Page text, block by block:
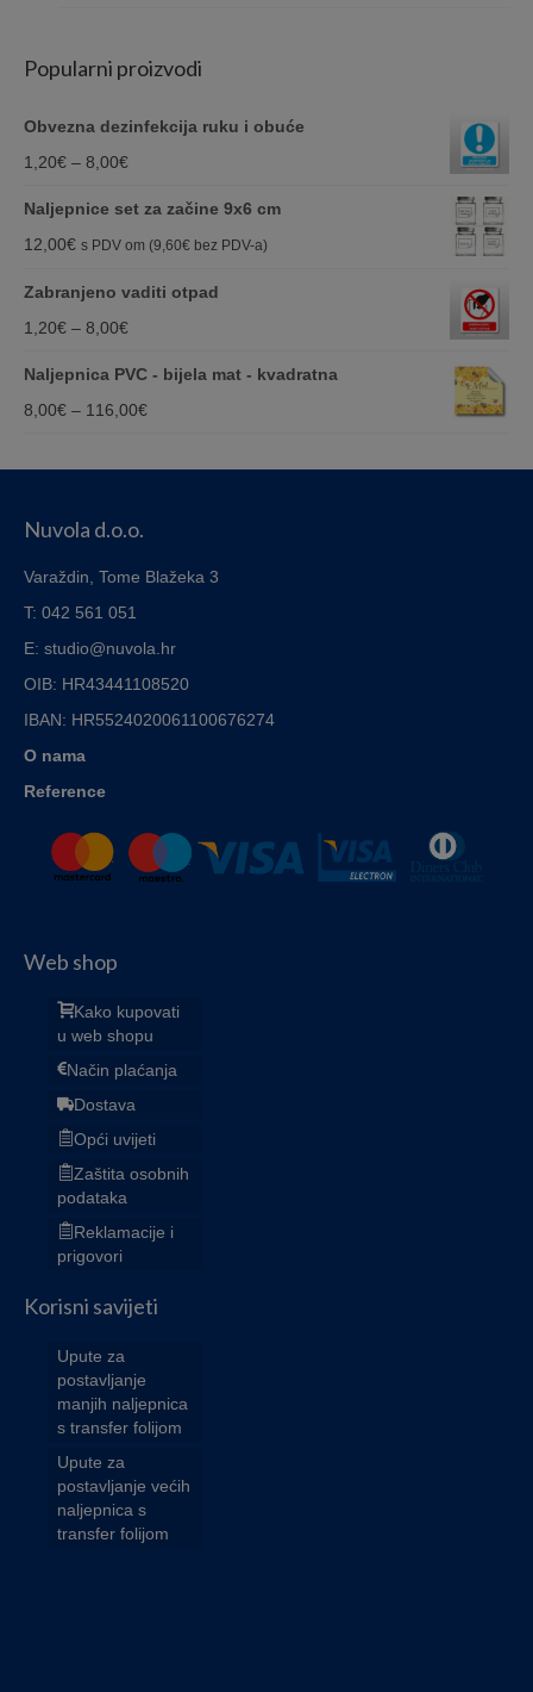
Popularni proizvodi
Obvezna dezinfekcija ruku i obuće
1,20€ – 8,00€Price
8,00€
Naljepnice set za začine 9x6 cm
12,00€ s PDV om (9,60€ bez PDV-a)
Zabranjeno vaditi otpad
1,20€ – 8,00€Price
8,00€
Naljepnica PVC - bijela mat - kvadratna
8,00€ – 116,00€Price
Nuvola d.o.o.
Varaždin, Tome Blažeka 3
T: 042 561 051
E: studio@nuvola.hr
OIB: HR43441108520
IBAN: HR5524020061100676274
O nama
Reference
Web shop
Kako kupovati
u web shopu
Način plaćanja
Dostava
Opći uvijeti
Zaštita osobnih
podataka
Reklamacije i
prigovori
Korisni savijeti
Upute za
postavljanje
manjih naljepnica
s transfer folijom
Upute za
postavljanje većih
naljepnica s
transfer folijom